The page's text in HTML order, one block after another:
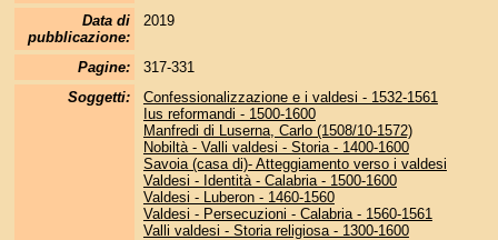
Data di
pubblicazione:
2019
Pagine:
317-331
Soggetti:
Confessionalizzazione e i valdesi - 1532-1561
Ius reformandi - 1500-1600
Manfredi di Luserna, Carlo (1508/10-1572)
Nobiltà - Valli valdesi - Storia - 1400-1600
Savoia (casa di)- Atteggiamento verso i valdesi
Valdesi - Identità - Calabria - 1500-1600
Valdesi - Luberon - 1460-1560
Valdesi - Persecuzioni - Calabria - 1560-1561
Valli valdesi - Storia religiosa - 1300-1600